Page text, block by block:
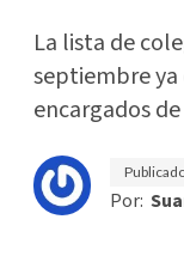
La lista de
septiembre ya
encargados
Por: